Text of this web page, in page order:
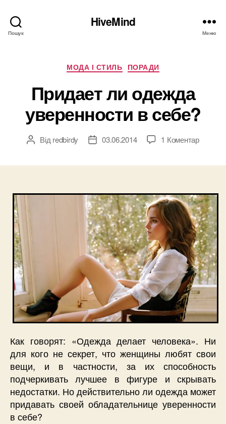
Пошук
HiveMind
Меню
Категорії
МОДА І СТИЛЬ ПОРАДИ
Придает ли одежда
уверенности в себе?
Автор
Від redbirdy
Дата03.06.2014 1 Коментардо
в
себе?
Как говорят: «Одежда делает человека». Ни
для кого не секрет, что женщины любят свои
вещи, и в частности, за их способность
подчеркивать лучшее в фигуре и скрывать
недостатки. Но действительно ли одежда может
придавать своей обладательнице уверенности
в себе?